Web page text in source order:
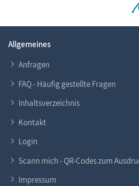
Allgemeines
Anfragen
FAQ - Häufig gestellte Fragen
Inhaltsverzeichnis
Kontakt
Login
Scann mich - QR-Codes zum
Impressum